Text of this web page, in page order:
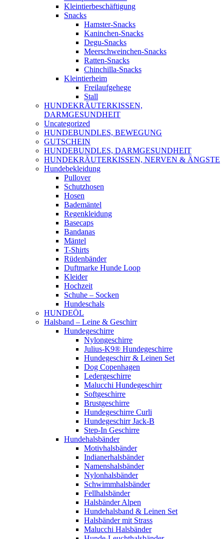
Kleintierbeschäftigung
Snacks
Hamster-Snacks
Kaninchen-Snacks
Degu-Snacks
Meerschweinchen-Snacks
Ratten-Snacks
Chinchilla-Snacks
Kleintierheim
Freilaufgehege
Stall
HUNDEKRÄUTERKISSEN,
DARMGESUNDHEIT
Uncategorized
HUNDEBUNDLES, BEWEGUNG
GUTSCHEIN
HUNDEBUNDLES, DARMGESUNDHEIT
HUNDEKRÄUTERKISSEN, NERVEN & ÄNGSTE
Hundebekleidung
Pullover
Schutzhosen
Hosen
Bademäntel
Regenkleidung
Basecaps
Bandanas
Mäntel
T-Shirts
Rüdenbänder
Duftmarke Hunde Loop
Kleider
Hochzeit
Schuhe – Socken
Hundeschals
HUNDEÖL
Halsband – Leine & Geschirr
Hundegeschirre
Nylongeschirre
Julius-K9® Hundegeschirre
Hundegeschirr & Leinen Set
Dog Copenhagen
Ledergeschirre
Malucchi Hundegeschirr
Softgeschirre
Brustgeschirre
Hundegeschirre Curli
Hundegeschirr Jack-B
Step-In Geschirre
Hundehalsbänder
Motivhalsbänder
Indianerhalsbänder
Namenshalsbänder
Nylonhalsbänder
Schwimmhalsbänder
Fellhalsbänder
Halsbänder Alpen
Hundehalsband & Leinen Set
Halsbänder mit Strass
Malucchi Halsbänder